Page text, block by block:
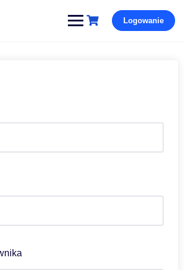
Logowanie